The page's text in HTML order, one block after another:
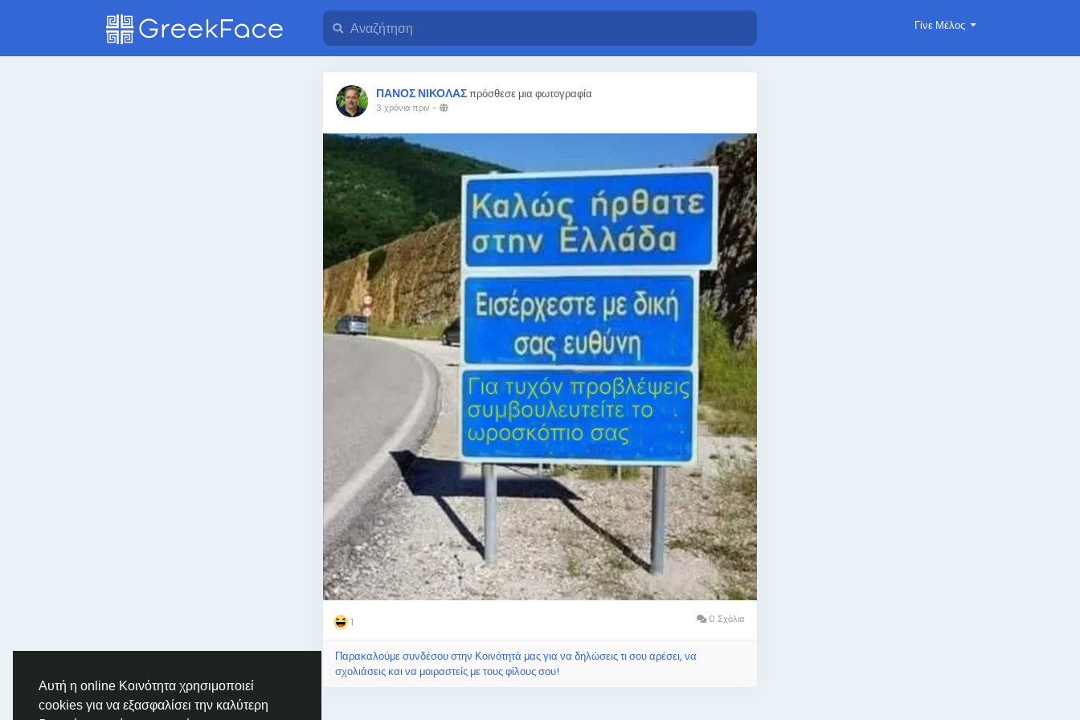
Αυτή η online Κοινότητα χρησιμοποιεί
cookies για να εξασφαλίσει την καλύτερη
Γίνε Μέλος
ΠΑΝΟΣ ΝΙΚΟΛΑΣπρόσθεσε μια φωτογραφία
3 χρόνια πριν -
1 0 Σχόλια
Παρακαλούμε συνδέσου στην Κοινότητά μας για να δηλώσεις τι σου αρέσει, να
σχολιάσεις και να μοιραστείς με τους φίλους σου!